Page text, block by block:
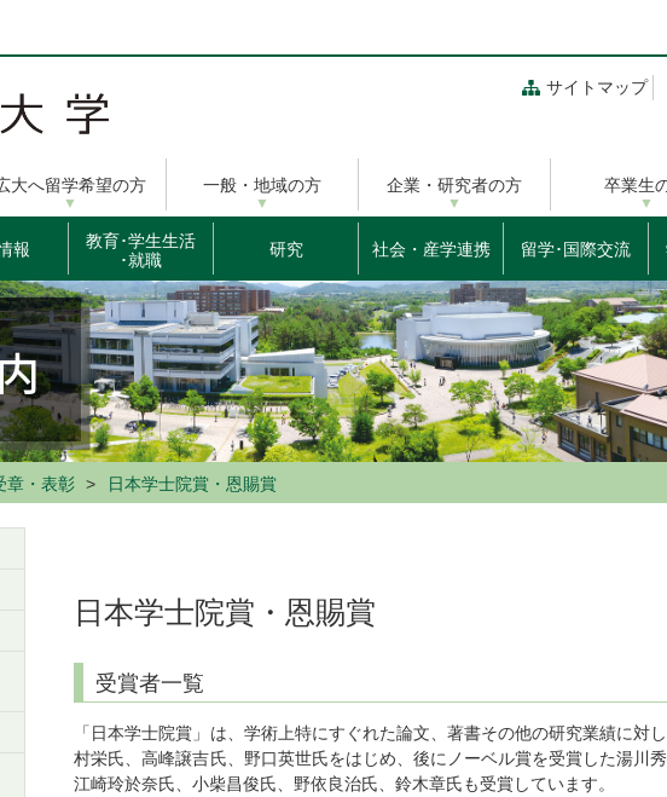
サイトマップ
大へ留学希望の方 一般・地域の方 企業・研究者の方 卒業生
報
教育･学生生活
･就職
研究 社会・産学連携 留学･国際交流
章・表彰 日本学士院賞・恩賜賞
日本学士院賞・恩賜賞
受賞者一覧
「日本学士院賞」は、学術上特にすぐれた論文、著書その他の研究業績に対
村栄氏、高峰譲吉氏、野口英世氏をはじめ、後にノーベル賞を受賞した湯川
江崎玲於奈氏、小柴昌俊氏、野依良治氏、鈴木章氏も受賞しています。